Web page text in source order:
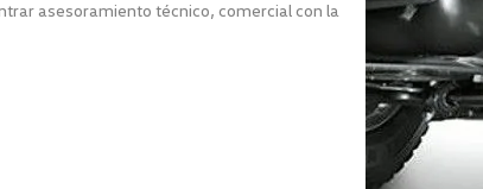
asesoramiento técnico, comercial con la